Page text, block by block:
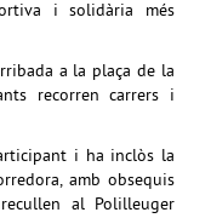
i solidària més
a la plaça de la
recorren carrers i
i ha inclòs la
amb obsequis
al Polilleuger